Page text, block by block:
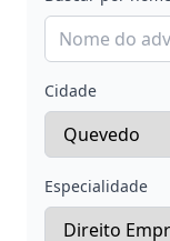
Cidade
Especialidade